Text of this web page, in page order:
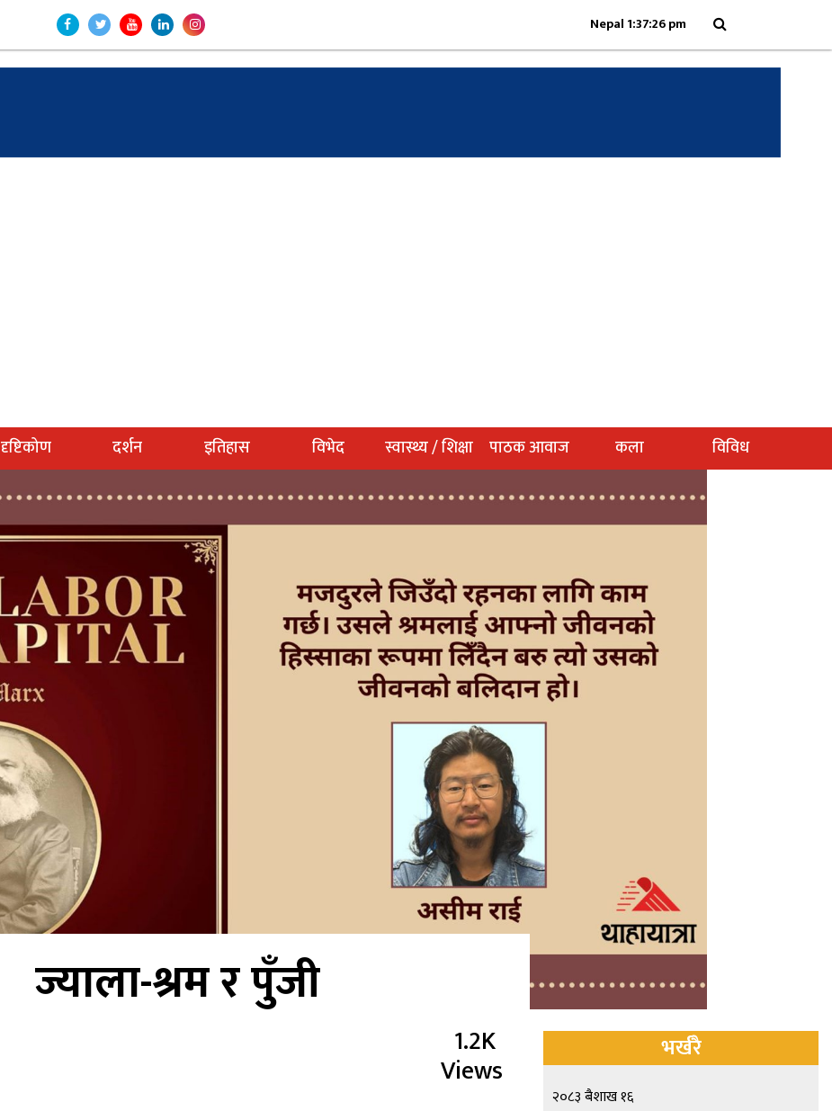
Nepal 1:37:26 pm
दृष्टिकोण दर्शन इतिहास विभेद स्वास्थ्य / शिक्षा पाठक आवाज कला विविध
ज्याला-श्रम र पुँजी
1.2K
Views
भर्खरै
२०८३ बैशाख १६